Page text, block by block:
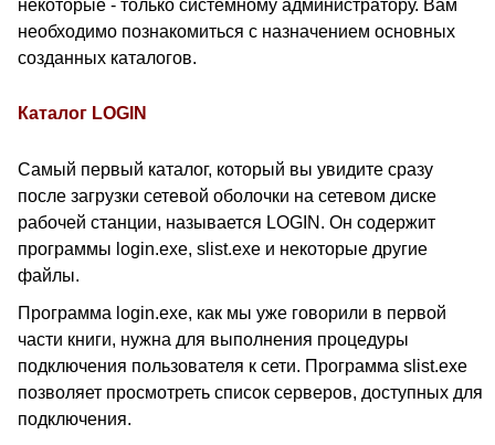
некоторые - только системному администратору. Вам
необходимо познакомиться с назначением основных
созданных каталогов.
Каталог LOGIN
Самый первый каталог, который вы увидите сразу
после загрузки сетевой оболочки на сетевом диске
рабочей станции, называется LOGIN. Он содержит
программы login.exe, slist.exe и некоторые другие
файлы.
Программа login.exe, как мы уже говорили в первой
части книги, нужна для выполнения процедуры
подключения пользователя к сети. Программа slist.exe
позволяет просмотреть список серверов, доступных для
подключения.